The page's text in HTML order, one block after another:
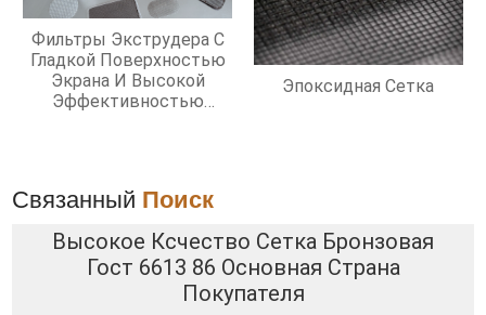
Фильтры Экструдера С
Гладкой Поверхностью
Экрана И Высокой
Эффективностью
Эпоксидная Сетка
Связанный Поиск
Высокое Ксчество Сетка Бронзовая
Гост 6613 86 Основная Страна
Покупателя